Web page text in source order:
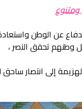
عن الوطن واستعادة
وطنهم تحقق النصر ،
إلى انتصار